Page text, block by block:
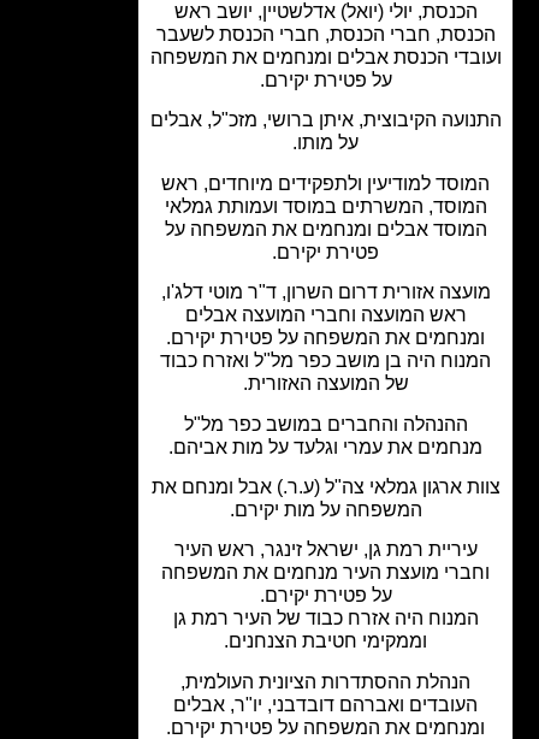
הכנסת, יולי (יואל) אדלשטיין, יושב ראש
חברי הכנסת, חברי הכנסת לשעבר
הכנסת אבלים ומנחמים את המשפחה
על פטירת יקירם.
הקיבוצית, איתן ברושי, מזכ"ל, אבלים
על מותו.
למודיעין ולתפקידים מיוחדים, ראש
המשרתים במוסד ועמותת גמלאי
אבלים ומנחמים את המשפחה על
פטירת יקירם.
אזורית דרום השרון, ד"ר מוטי דלג'ו,
ראש המועצה וחברי המועצה אבלים
את המשפחה על פטירת יקירם.
היה בן מושב כפר מל"ל ואזרח כבוד
של המועצה האזורית.
ההנהלה והחברים במושב כפר מל"ל
את עמרי וגלעד על מות אביהם.
ארגון גמלאי צה"ל (ע.ר.) אבל ומנחם את
המשפחה על מות יקירם.
עיריית רמת גן, ישראל זינגר, ראש העיר
מועצת העיר מנחמים את המשפחה
על פטירת יקירם.
היה אזרח כבוד של העיר רמת גן
וממקימי חטיבת הצנחנים.
הנהלת ההסתדרות הציונית העולמית,
ואברהם דובדבני, יו"ר, אבלים
את המשפחה על פטירת יקירם.